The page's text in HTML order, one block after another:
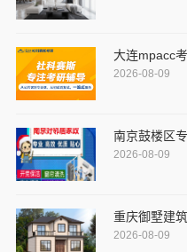
大连mpacc
2026-08-09
南京鼓楼区
2026-08-09
重庆御墅建
2026-08-09